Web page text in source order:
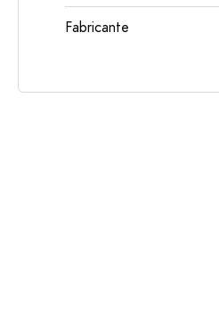
Fabricante